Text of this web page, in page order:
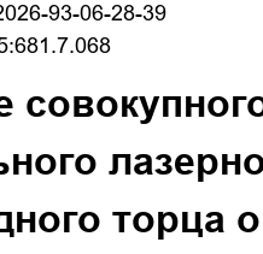
93-06-28-39
торца